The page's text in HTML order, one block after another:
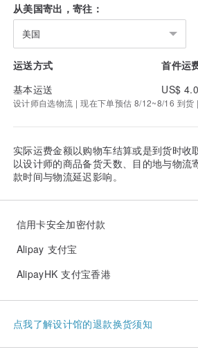
从美国寄出，寄往：
美国
运送方式 首件运
基本运送
US$
设计师自选物流 | 现在下单预估 8/12~8/16 到货
实际运费金额以购物车结算或是到货时收
以设计师的商品备货天数、目的地与物
款时间与物流延迟影响。
信用卡安全加密付款
Alipay 支付宝
AlipayHK 支付宝香港
点我了解设计馆的退款换货须知